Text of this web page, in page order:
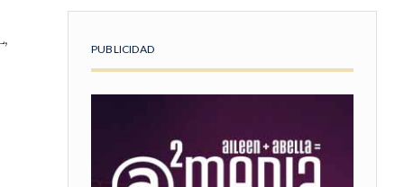
PUBLICIDAD